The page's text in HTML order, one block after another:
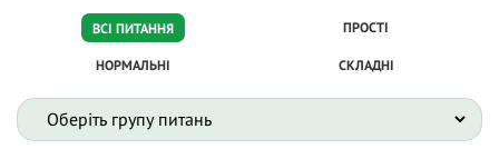
ВСІ ПИТАННЯ ПРОСТІ
НОРМАЛЬНІ СКЛАДНІ